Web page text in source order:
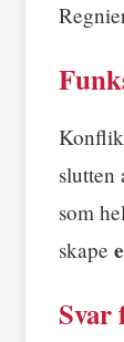
slutten
som
skape
Svar